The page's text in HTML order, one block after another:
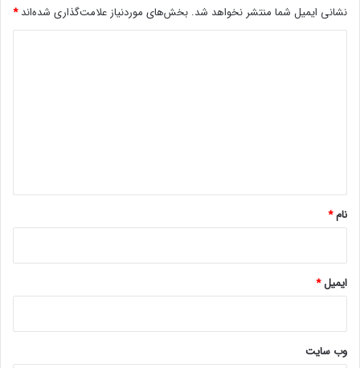
نشانی ایمیل شما منتشر نخواهد شد. بخش‌های موردنیاز علامت‌گذاری شده‌اند*
نام*
ایمیل*
وب‌ سایت